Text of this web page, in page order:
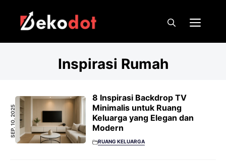
content
Inspirasi Rumah
SEP. 10, 2025
8 Inspirasi Backdrop TV
Minimalis untuk Ruang
Keluarga yang Elegan dan
Modern
RUANG KELUARGA